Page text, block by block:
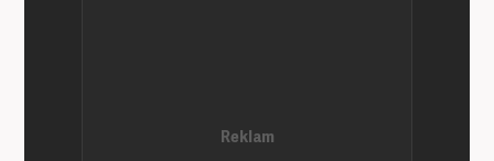
AKŞAM Gazetesi’nde başlayan Yoncalık, Eylül